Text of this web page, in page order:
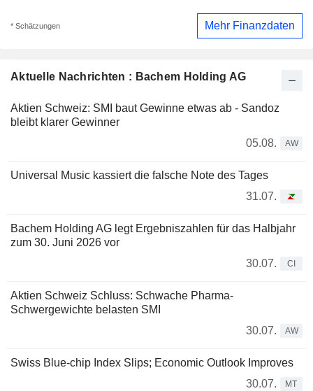
Aktuelle Nachrichten : Bachem Holding AG
Aktien Schweiz: SMI baut Gewinne etwas ab - Sandoz
bleibt klarer Gewinner
05.08.
AW
Universal Music kassiert die falsche Note des Tages
31.07.
Bachem Holding AG legt Ergebniszahlen für das Halbjahr
zum 30. Juni 2026 vor
30.07.
CI
Aktien Schweiz Schluss: Schwache Pharma-
Schwergewichte belasten SMI
30.07.
AW
Swiss Blue-chip Index Slips; Economic Outlook Improves
30.07.
MT
* Schätzungen Mehr Finanzdaten